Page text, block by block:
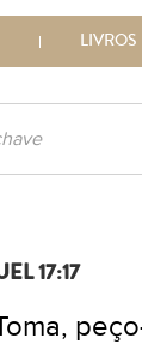
LIVROS
17:17